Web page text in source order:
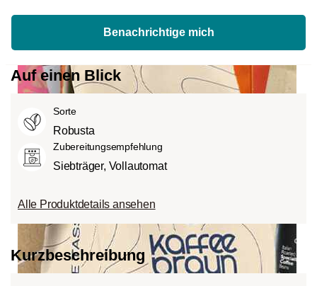
Benachrichtige mich
Auf einen Blick
Sorte
Robusta
Zubereitungsempfehlung
Siebträger, Vollautomat
Alle Produktdetails ansehen
Kurzbeschreibung